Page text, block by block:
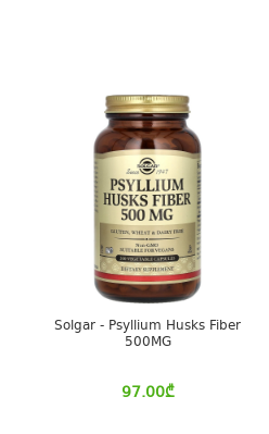
Solgar - Psyllium Husks Fiber
500MG
97.00₾